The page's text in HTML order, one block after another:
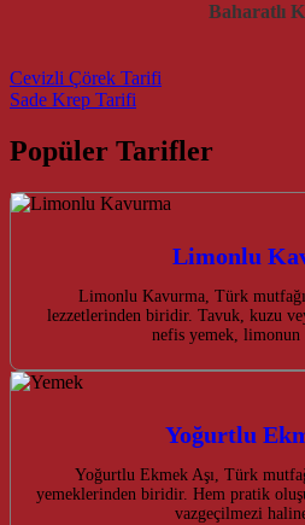
Baharatlı
Post navigation
Cevizli Çörek Tarifi
Sade Krep Tarifi
Popüler Tarifler
Limonlu
Limonlu Kavurma, Türk
lezzetlerinden biridir. Tavuk, kuzu
nefis yemek,
Yoğurtlu
Yoğurtlu Ekmek Aşı, Türk
yemeklerinden biridir. Hem pratik
vazgeçilmezi